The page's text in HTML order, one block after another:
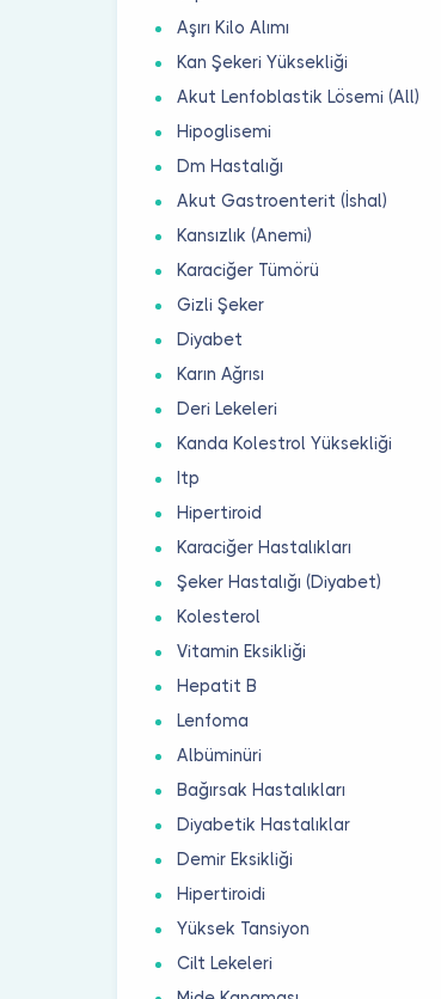
Aşırı Kilo Alımı
Kan Şekeri Yüksekliği
Akut Lenfoblastik Lösemi (All)
Hipoglisemi
Dm Hastalığı
Akut Gastroenterit (İshal)
Kansızlık (Anemi)
Karaciğer Tümörü
Gizli Şeker
Diyabet
Karın Ağrısı
Deri Lekeleri
Kanda Kolestrol Yüksekliği
Itp
Hipertiroid
Karaciğer Hastalıkları
Şeker Hastalığı (Diyabet)
Kolesterol
Vitamin Eksikliği
Hepatit B
Lenfoma
Albüminüri
Bağırsak Hastalıkları
Diyabetik Hastalıklar
Demir Eksikliği
Hipertiroidi
Yüksek Tansiyon
Cilt Lekeleri